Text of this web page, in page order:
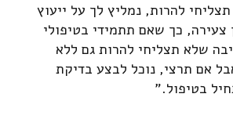
להרות, נמליץ לך על ייעוץ
צעירה, כך שאם תתמידי בטיפולי
שלא תצליחי להרות גם ללא
אם תרצי, נוכל לבצע בדיקת
בטיפול."